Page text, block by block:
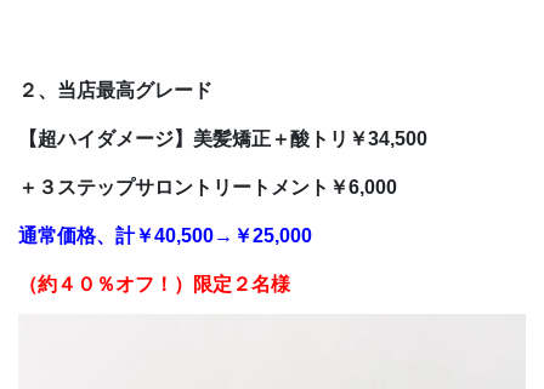
２、当店最高グレード
【超ハイダメージ】美髪矯正＋酸トリ￥34,500
＋３ステップサロントリートメント￥6,000
通常価格、計￥40,500→￥25,000
（約４０％オフ！ ） 限定２名様